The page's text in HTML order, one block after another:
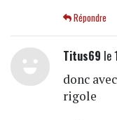
Répondre
Titus69 le
donc
rigole